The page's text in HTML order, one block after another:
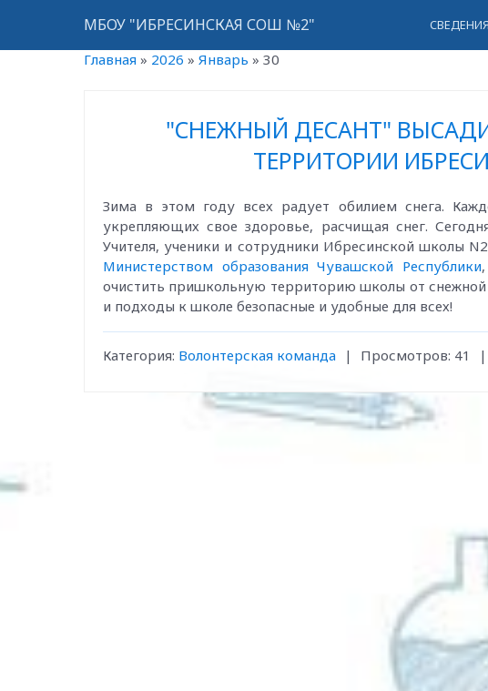
МБОУ "ИБРЕСИНСКАЯ СОШ №2"
Главная » 2026 » Январь » 30
"СНЕЖНЫЙ ДЕСАНТ"
ТЕРРИТОРИИ
Зима в этом году всех радует обилием снега.
укрепляющих свое здоровье, расчищая снег.
Учителя, ученики и сотрудники Ибресинской школы N2
Министерством образования Чувашской Республики
очистить пришкольную территорию школы от
и подходы к школе безопасные и удобные для всех!
Категория: Волонтерская команда | Просмотров: 41 |